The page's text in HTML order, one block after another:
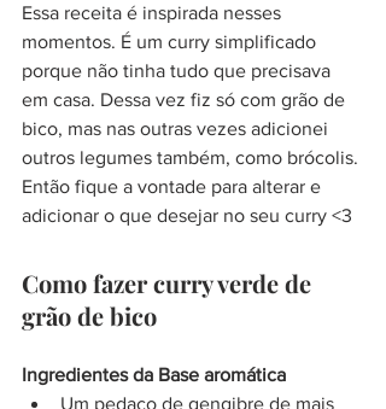
Essa receita é inspirada nesses
momentos. É um curry simplificado
porque não tinha tudo que precisava
em casa. Dessa vez fiz só com grão de
bico, mas nas outras vezes adicionei
outros legumes também, como brócolis.
Então fique a vontade para alterar e
adicionar o que desejar no seu curry <3
Como fazer curry verde de
grão de bico
Ingredientes da Base aromática
Um pedaço de gengibre de mais